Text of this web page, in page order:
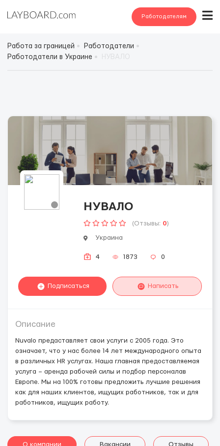
Работодателям
Работа за границей
Работодатели
Работодатели в Украине
НУВАЛО
(Отзывы: 0)
Украина
4 1873 0
Подписаться Написать
Описание
Nuvalo предаставляет свои услуги с 2005 года. Это
означает, что у нас более 14 лет международного опыта
в различных HR услугах. Наша главная предоставляемая
услуга – аренда рабочей силы и подбор персоналав
Европе. Мы на 100% готовы предложить лучшие решения
как для наших клиентов, ищущих работников, так и для
работников, ищущих работу.
О компании Вакансии Отзывы